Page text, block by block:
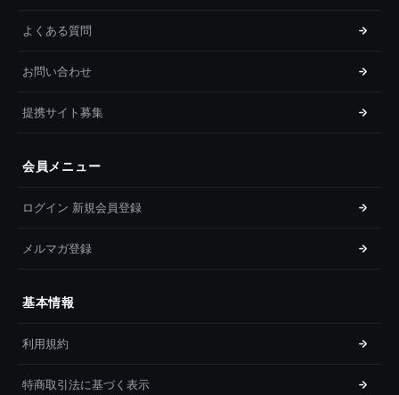
よくある質問
お問い合わせ
提携サイト募集
会員メニュー
ログイン 新規会員登録
メルマガ登録
基本情報
利用規約
特商取引法に基づく表示